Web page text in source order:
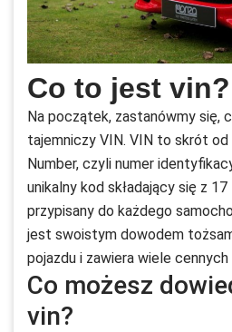
Co to jest vin?
Na początek, zastanówmy się,
tajemniczy VIN. VIN to skrót
Number, czyli numer
unikalny kod składający się z
przypisany do każdego
jest swoistym dowodem
pojazdu i zawiera wiele
Co możesz
vin?